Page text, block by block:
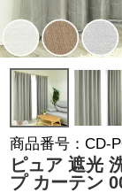
商品番号 CD-
ピュア 遮光
プ カーテン